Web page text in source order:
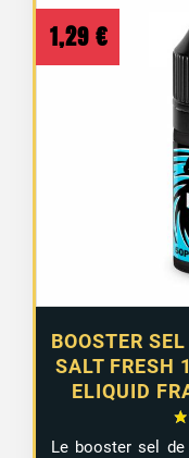
BOOSTER
SALT
ELIQUID
1,29 €
Le booster sel